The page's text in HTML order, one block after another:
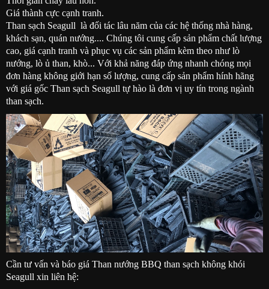
Giá thành cực cạnh tranh.
Than sạch Seagull là đối tác lâu năm của các hệ thống nhà hàng,
khách sạn, quán nướng.... Chúng tôi cung cấp sản phẩm chất lượng
cao, giá cạnh tranh và phục vụ các sản phẩm kèm theo như lò
nướng, lò ủ than, khò... Với khả năng đáp ứng nhanh chóng mọi
đơn hàng không giới hạn số lượng, cung cấp sản phẩm hính hãng
với giá gốc Than sạch Seagull tự hào là đơn vị uy tín trong ngành
than sạch.
Cần tư vấn và báo giá Than nướng BBQ than sạch không khói
Seagull xin liên hệ: